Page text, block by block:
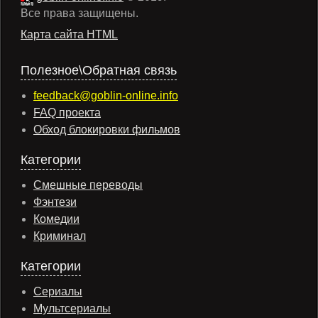
Все права защищены.
Карта сайта HTML
Полезное\Обратная связь
feedback@goblin-online.info
FAQ проекта
Обход блокировки фильмов
Категории
Смешные переводы
Фэнтези
Комедии
Криминал
Категории
Сериалы
Мультсериалы